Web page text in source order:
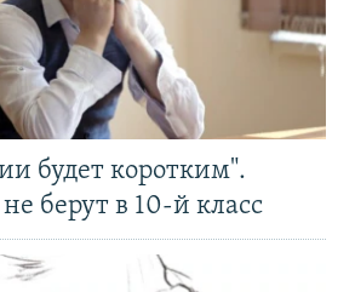
будет коротким".
берут в 10-й класс